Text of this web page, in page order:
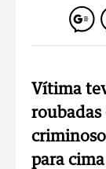
Vítima
roubadas
para